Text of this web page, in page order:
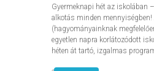
Gyermeknapi hét az iskolában
alkotás minden mennyiségben!
(hagyományainknak
egyetlen napra korlátozódott
héten át tartó, izgalmas